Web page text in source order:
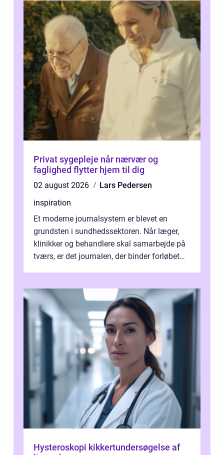
Privat sygepleje når nærvær og
faglighed flytter hjem til dig
02 august 2026
Lars Pedersen
inspiration
Et moderne journalsystem er blevet en
grundsten i sundhedssektoren. Når læger,
klinikker og behandlere skal samarbejde på
tværs, er det journalen, der binder forløbet
Hysteroskopi kikkertundersøgelse af